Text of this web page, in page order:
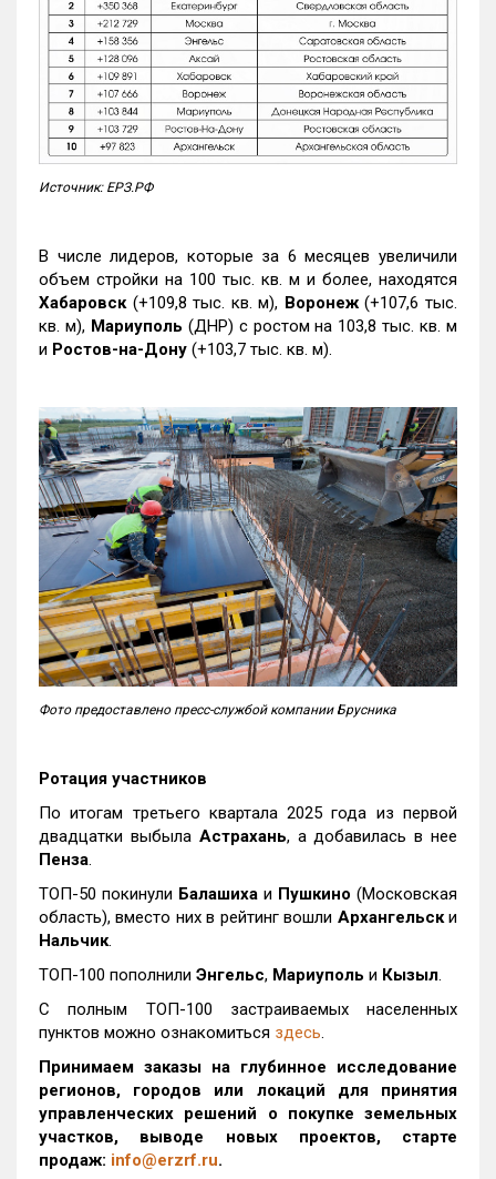
Источник: ЕРЗ.РФ
В числе лидеров, которые за 6 месяцев увеличили
объем стройки на 100 тыс. кв. м и более, находятся
Хабаровск (+109,8 тыс. кв. м), Воронеж(+107,6 тыс.
кв. м), Мариуполь (ДНР) с ростом на 103,8 тыс. кв. м
и Ростов-на-Дону (+103,7 тыс. кв. м).
Фото предоставлено пресс-службой компании Брусника
Ротация участников
По итогам третьего квартала 2025 года из первой
двадцатки выбыла Астрахань, а добавилась в нее
Пенза.
ТОП-50 покинули Балашиха и Пушкино (Московская
область), вместо них в рейтинг вошли Архангельски
Нальчик.
ТОП-100 пополнили Энгельс, Мариуполь и Кызыл.
С полным ТОП-100 застраиваемых населенных
пунктов можно ознакомиться здесь.
Принимаем заказы на глубинное исследование
регионов, городов или локаций для принятия
управленческих решений о покупке земельных
участков, выводе новых проектов, старте
продаж: info@erzrf.ru.